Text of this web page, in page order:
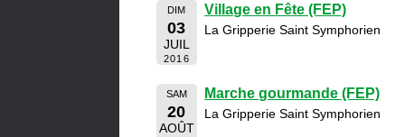
DIM
03
JUIL
2016
Village en Fête (FEP)
La Gripperie Saint Symphorien
SAM
20
AOÛT
Marche gourmande (FEP)
La Gripperie Saint Symphorien